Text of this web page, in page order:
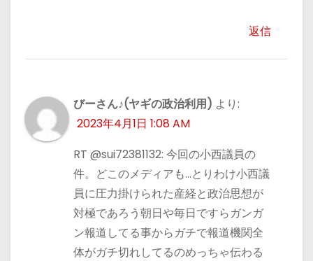
返信
びーさん♪(ヤギの政治利用) より:
2023年4月1日 1:08 AM
RT @sui72381132: 今回の小西議員の
件。どこのメディアも…とりわけ小西議
員に圧力掛けられた産経と政治思想が
対極であろう朝日や毎日ですらガンガ
ン報道してる事からガチで報道機関全
体がガチ切れしてるのめっちゃ伝わる